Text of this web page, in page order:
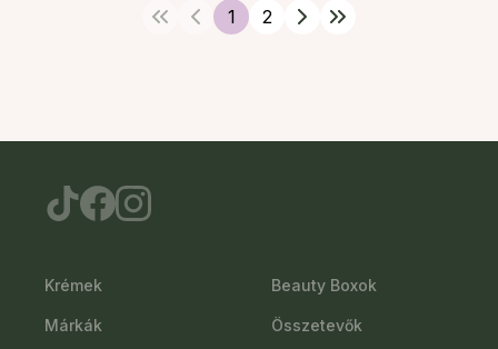
1 2
Krémek
Márkák
Beauty Boxok
Összetevők